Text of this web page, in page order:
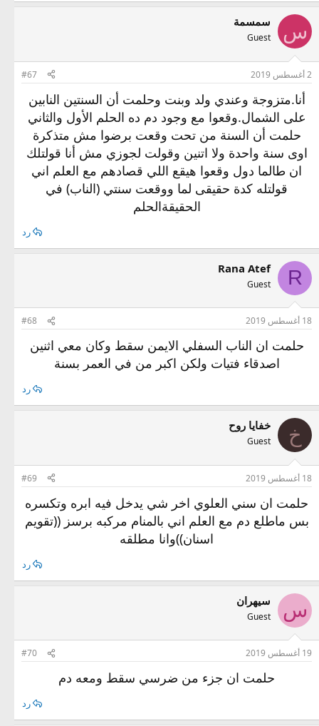
س سمسمة
Guest
2 أغسطس 2019 #67
أنا.متزوجة وعندي ولد وبنت وحلمت أن السنتين النابين
على الشمال.وقعوا مع وجود دم ده الحلم الأول والثاني
حلمت أن السنة من تحت وقعت برضوا مش متذكرة
اوى سنة واحدة ولا اتنين وقولت لجوزي مش أنا قولتلك
ان طالما دول وقعوا هيقع اللي قصادهم مع العلم اني
قولتله كدة حقيقى لما ووقعت سنتي (الناب) في
الحقيقةالحلم
رد
R
Rana Atef
Guest
18 أغسطس 2019 #68
حلمت ان الناب السفلي الايمن سقط وكان معي اثنين
اصدقاء فتيات ولكن اكبر من في العمر بسنة
رد
خ خفايا روح
Guest
18 أغسطس 2019 #69
حلمت ان سني العلوي اخر شي يدخل فيه ابره وتكسره
بس ماطلع دم مع العلم اني بالمنام مركبه برسز ((تقويم
اسنان))وانا مطلقه
رد
س سيهران
Guest
19 أغسطس 2019 #70
حلمت ان جزء من ضرسي سقط ومعه دم
رد